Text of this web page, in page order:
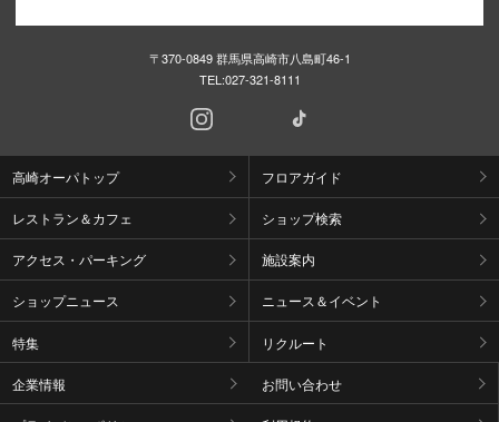
〒370-0849 群馬県高崎市八島町46-1
TEL:027-321-8111
高崎オーパトップ フロアガイド
レストラン＆カフェ ショップ検索
アクセス・パーキング 施設案内
ショップニュース ニュース＆イベント
特集 リクルート
企業情報 お問い合わせ